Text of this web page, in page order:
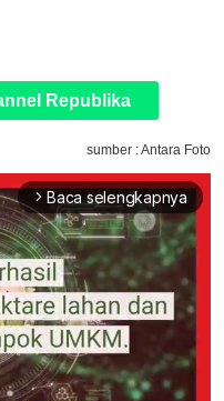
Republika
sumber : Antara Foto
arrow_forward_ios Baca selengkapnya